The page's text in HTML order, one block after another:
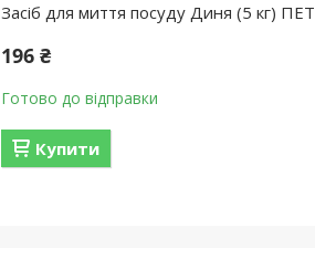
Засіб для миття посуду Диня (5 кг) ПЕТ
196 ₴
Готово до відправки
Купити